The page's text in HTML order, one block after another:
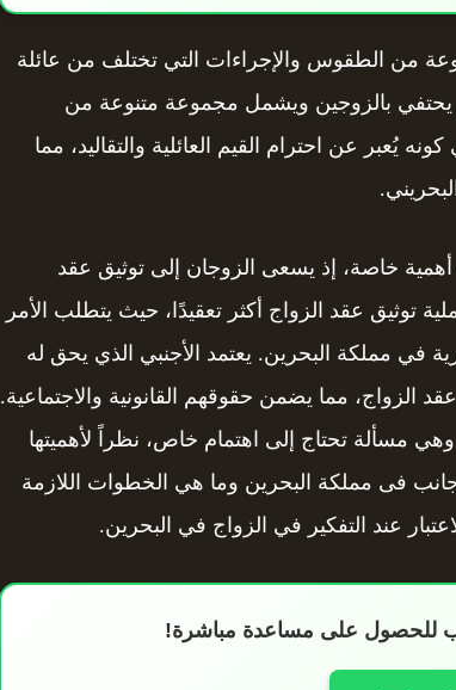
من الطقوس والإجراءات التي تختلف من عائلة
يحتفي بالزوجين ويشمل مجموعة متنوعة من
يُعبر عن احترام القيم العائلية والتقاليد، مما
خاصة، إذ يسعى الزوجان إلى توثيق عقد
توثيق عقد الزواج أكثر تعقيدًا، حيث يتطلب الأمر
في مملكة البحرين. يعتمد الأجنبي الذي يحق له
الزواج، مما يضمن حقوقهم القانونية والاجتماعية.
مسألة تحتاج إلى اهتمام خاص، نظراً لأهميتها
فى مملكة البحرين وما هي الخطوات اللازمة
عند التفكير في الزواج في البحرين.
للحصول على مساعدة مباشرة!